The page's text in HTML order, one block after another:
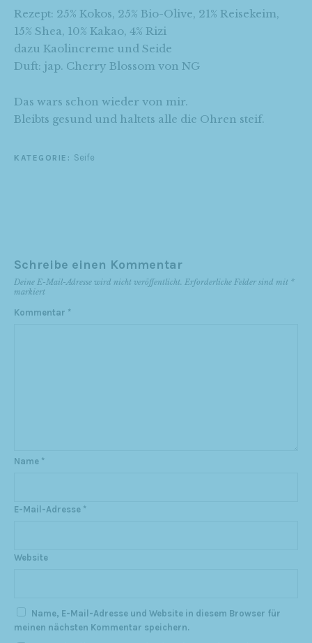
Rezept: 25% Kokos, 25% Bio-Olive, 21% Reisekeim,
15% Shea, 10% Kakao, 4% Rizi
dazu Kaolincreme und Seide
Duft: jap. Cherry Blossom von NG
Das wars schon wieder von mir.
Bleibts gesund und haltets alle die Ohren steif.
KATEGORIE: Seife
Schreibe einen Kommentar
Deine E-Mail-Adresse wird nicht veröffentlicht. Erforderliche Felder sind mit *
markiert
Kommentar *
Name *
E-Mail-Adresse *
Website
Name, E-Mail-Adresse und Website in diesem Browser für
meinen nächsten Kommentar speichern.